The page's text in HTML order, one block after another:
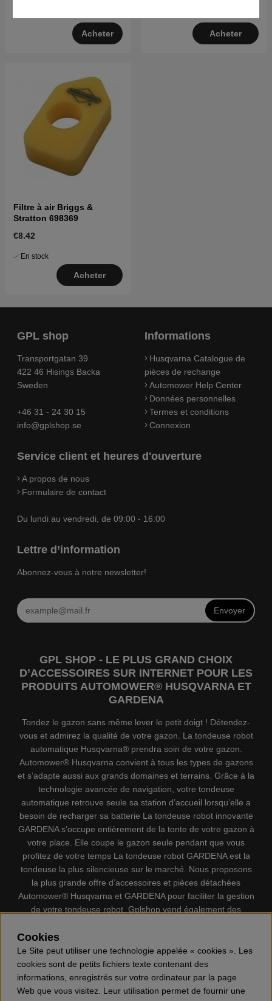
Acheter Acheter
Filtre à air Briggs &
Stratton 698369
€8.42
En stock
Acheter
GPL shop
Transportgatan 39
422 46 Hisings Backa
Sweden
+46 31 - 24 30 15
info@gplshop.se
Informations
Husqvarna Catalogue de
pièces de rechange
Automower Help Center
Données personnelles
Termes et conditions
Connexion
Service client et heures d'ouverture
A propos de nous
Formulaire de contact
Du lundi au vendredi, de 09:00 - 16:00
Lettre d’information
Abonnez-vous à notre newsletter!
Envoyer
GPL SHOP - LE PLUS GRAND CHOIX
D’ACCESSOIRES SUR INTERNET POUR LES
PRODUITS AUTOMOWER® HUSQVARNA ET
GARDENA
Tondez le gazon sans même lever le petit doigt ! Détendez-
vous et admirez la qualité de votre gazon. La tondeuse robot
automatique Husqvarna® prendra soin de votre gazon.
Automower® Husqvarna convient à tous les types de gazons
et s’adapte aussi aux grands domaines et terrains. Grâce à la
technologie avancée de navigation, votre tondeuse
automatique retrouve seule sa station d’accueil lorsqu’elle a
besoin de recharger sa batterie La tondeuse robot innovante
GARDENA s’occupe entièrement de la tonte de votre gazon à
votre place. Elle coupe le gazon seule pendant que vous
profitez de votre temps La tondeuse robot GARDENA est la
tondeuse la plus silencieuse sur le marché. Nous proposons
la plus grande offre d’accessoires et pièces détachées
Automower® Husqvarna et GARDENA pour faciliter la gestion
de votre tondeuse robot. Gplshop vend également des
individuel, Coupe-bordures, Débroussailleuses, Taille haies,
Motoculteurs, Souffleur, Souffleuses à neige, Nettoyeurs
haute pression, Aspirateur, Découpeuses, Haches, Outils
forestiers, Lubrifiants, Carburants, Jouets ETC.
Cookies
Le Site peut utiliser une technologie appelée « cookies ». Les
cookies sont de petits fichiers texte contenant des
informations, enregistrés sur votre ordinateur par la page
Web que vous visitez. Leur utilisation permet de fournir une